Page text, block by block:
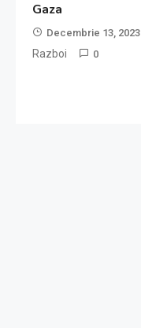
Gaza
Decembrie 13, 2023
Razboi
0